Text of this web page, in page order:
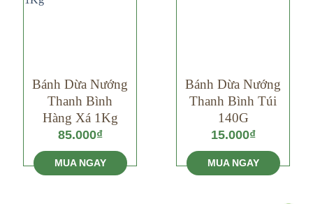
Bánh Dừa Nướng
Thanh Bình
Hàng Xá 1Kg
85.000₫
MUA NGAY
Bánh Dừa Nướng
Thanh Bình Túi
140G
15.000₫
MUA NGAY